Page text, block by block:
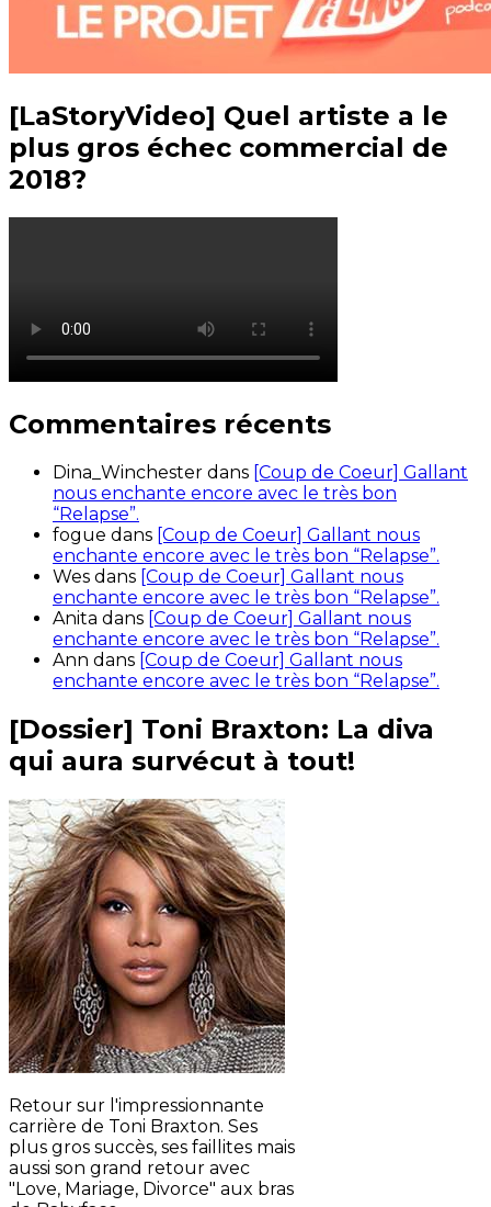
[LaStoryVideo] Quel artiste a le
plus gros échec commercial de
2018?
Commentaires récents
Dina_Winchester dans [Coup de Coeur] Gallant
nous enchante encore avec le très bon
“Relapse”.
fogue dans [Coup de Coeur] Gallant nous
enchante encore avec le très bon “Relapse”.
Wes dans [Coup de Coeur] Gallant nous
enchante encore avec le très bon “Relapse”.
Anita dans [Coup de Coeur] Gallant nous
enchante encore avec le très bon “Relapse”.
Ann dans [Coup de Coeur] Gallant nous
enchante encore avec le très bon “Relapse”.
[Dossier] Toni Braxton: La diva
qui aura survécut à tout!
Retour sur l'impressionnante
carrière de Toni Braxton. Ses
plus gros succès, ses faillites mais
aussi son grand retour avec
"Love, Mariage, Divorce" aux bras